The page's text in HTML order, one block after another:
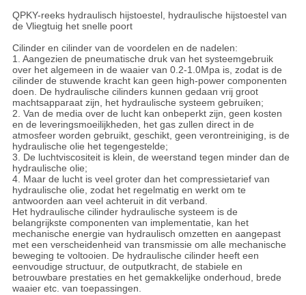
QPKY-reeks hydraulisch hijstoestel, hydraulische hijstoestel van
de Vliegtuig het snelle poort
Cilinder en cilinder van de voordelen en de nadelen:
1. Aangezien de pneumatische druk van het systeemgebruik
over het algemeen in de waaier van 0.2-1.0Mpa is, zodat is de
cilinder de stuwende kracht kan geen high-power componenten
doen. De hydraulische cilinders kunnen gedaan vrij groot
machtsapparaat zijn, het hydraulische systeem gebruiken;
2. Van de media over de lucht kan onbeperkt zijn, geen kosten
en de leveringsmoeilijkheden, het gas zullen direct in de
atmosfeer worden gebruikt, geschikt, geen verontreiniging, is de
hydraulische olie het tegengestelde;
3. De luchtviscositeit is klein, de weerstand tegen minder dan de
hydraulische olie;
4. Maar de lucht is veel groter dan het compressietarief van
hydraulische olie, zodat het regelmatig en werkt om te
antwoorden aan veel achteruit in dit verband.
Het hydraulische cilinder hydraulische systeem is de
belangrijkste componenten van implementatie, kan het
mechanische energie van hydraulisch omzetten en aangepast
met een verscheidenheid van transmissie om alle mechanische
beweging te voltooien. De hydraulische cilinder heeft een
eenvoudige structuur, de outputkracht, de stabiele en
betrouwbare prestaties en het gemakkelijke onderhoud, brede
waaier etc. van toepassingen.